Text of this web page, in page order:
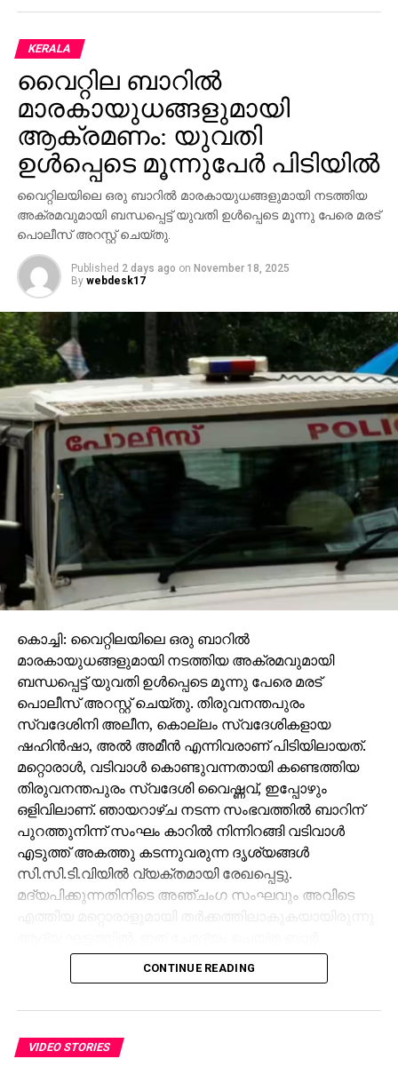
KERALA
വൈറ്റില ബാറില്‍
മാരകായുധങ്ങളുമായി
ആക്രമണം: യുവതി
ഉള്‍പ്പെടെ മൂന്നുപേര്‍ പിടിയില്‍
വൈറ്റിലയിലെ ഒരു ബാറില്‍ മാരകായുധങ്ങളുമായി നടത്തിയ
അക്രമവുമായി ബന്ധപ്പെട്ട് യുവതി ഉള്‍പ്പെടെ മൂന്നു പേരെ മരട്
പൊലീസ് അറസ്റ്റ് ചെയ്തു.
Published 2 days ago on November 18, 2025
By webdesk17
കൊച്ചി: വൈറ്റിലയിലെ ഒരു ബാറില്‍
മാരകായുധങ്ങളുമായി നടത്തിയ അക്രമവുമായി
ബന്ധപ്പെട്ട് യുവതി ഉള്‍പ്പെടെ മൂന്നു പേരെ മരട്
പൊലീസ് അറസ്റ്റ് ചെയ്തു. തിരുവനന്തപുരം
സ്വദേശിനി അലീന, കൊല്ലം സ്വദേശികളായ
ഷഹിന്‍ഷാ, അല്‍ അമീന്‍ എന്നിവരാണ് പിടിയിലായത്.
മറ്റൊരാള്‍, വടിവാള്‍ കൊണ്ടുവന്നതായി കണ്ടെത്തിയ
തിരുവനന്തപുരം സ്വദേശി വൈഷ്ണവ്, ഇപ്പോഴും
ഒളിവിലാണ്. ഞായറാഴ്ച നടന്ന സംഭവത്തില്‍ ബാറിന്
പുറത്തുനിന്ന് സംഘം കാറില്‍ നിന്നിറങ്ങി വടിവാള്‍
എടുത്ത് അകത്തു കടന്നുവരുന്ന ദൃശ്യങ്ങള്‍
സി.സി.ടി.വിയില്‍ വ്യക്തമായി രേഖപ്പെട്ടു.
മദ്യപിക്കുന്നതിനിടെ അഞ്ചംഗ സംഘവും അവിടെ
ജീവനക്കാരുമായി സംഘര്‍ഷം ശക്തമായി. പ്രതികളുടെ
സംഘം ആദ്യം ബാറില്‍ നിന്ന് പുറത്തുപോയെങ്കിലും,
ജീവനക്കാര്‍ക്ക് മര്‍ദനമേല്‍ക്കുകയും അക്രമം
CONTINUE READING
VIDEO STORIES